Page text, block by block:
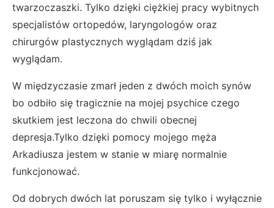
twarzoczaszki. Tylko dzięki ciężkiej pracy wybitnych
specjalistów ortopedów, laryngologów oraz
chirurgów plastycznych wyglądam dziś jak
wyglądam.
W międzyczasie zmarł jeden z dwóch moich synów
bo odbiło się tragicznie na mojej psychice czego
skutkiem jest leczona do chwili obecnej
depresja.Tylko dzięki pomocy mojego męża
Arkadiusza jestem w stanie w miarę normalnie
funkcjonować.
Od dobrych dwóch lat poruszam się tylko i wyłącznie